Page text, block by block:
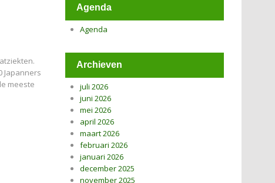
Japanners
meeste
Agenda
Agenda
Archieven
juli 2026
juni 2026
mei 2026
april 2026
maart 2026
februari 2026
januari 2026
december 2025
november 2025